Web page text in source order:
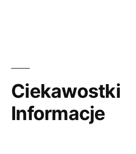
Ciekawostki
Informacje